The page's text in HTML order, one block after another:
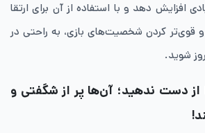
افزایش دهد و با استفاده از آن برای ارتقا
و قوی‌تر کردن شخصیت‌های بازی، به راحتی در
شوید.
از دست ندهید؛ آن‌ها پر از شگفتی و